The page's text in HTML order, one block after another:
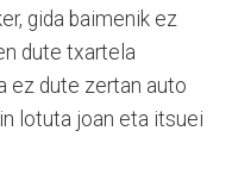
gida baimenik ez
dute txartela
ez dute zertan auto
lotuta joan eta itsuei